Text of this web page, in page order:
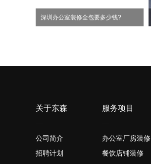
深圳办公室装修全包要多少钱?
关于东森
—
公司简介
招聘计划
服务项目
—
办公室厂房装修
餐饮店铺装修